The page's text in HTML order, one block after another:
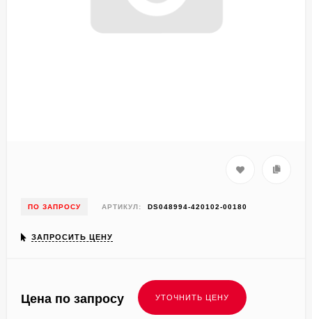
ПО ЗАПРОСУ АРТИКУЛ: DS048994-420102-00180
ЗАПРОСИТЬ ЦЕНУ
Цена по запросу